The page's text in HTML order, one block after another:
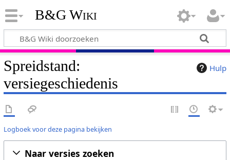
B&G Wiki
Hulp
Spreidstand:
versiegeschiedenis
Logboek voor deze pagina bekijken
Naar versies zoeken